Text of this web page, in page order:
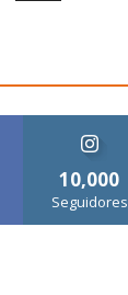
10,000
Seguidores